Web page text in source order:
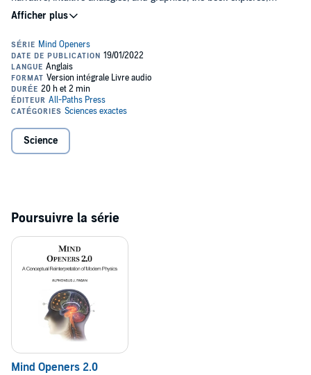
explains, and ponders at meaning of our deepest theories.
and educator who specializes in translating scientific material for the
non-expert.
Key topics: History of special relativity, quantum theory, string
theory, loop quantum gravity, and cosmology.
PLEASE NOTE: When you purchase this title, the accompanying
PDF will be available in your Audible Library along with the
audio.
Science
Poursuivre la série
Mind Openers 2.0